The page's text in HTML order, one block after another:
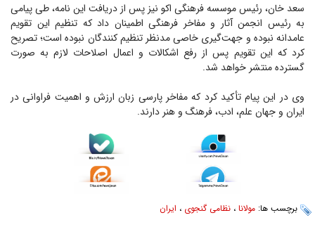
سعد خان، رئیس موسسه فرهنگی اکو نیز پس از دریافت این نامه، طی پیامی
به رئیس انجمن آثار و مفاخر فرهنگی اطمینان داد که تنظیم این تقویم
عامدانه نبوده و جهت‌گیری خاصی مدنظر تنظیم کنندگان نبوده است؛ تصریح
کرد که این تقویم پس از رفع اشکالات و اعمال اصلاحات لازم به صورت
گسترده منتشر خواهد شد.
وی در این پیام تأکید کرد که مفاخر پارسی زبان ارزش و اهمیت فراوانی در
ایران و جهان علم، ادب، فرهنگ و هنر دارند.
برچسب ها: مولانا ، نظامی گنجوی ، ایران